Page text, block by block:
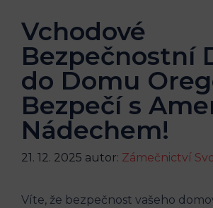
Vchodové
Bezpečnostní
do Domu
Bezpečí s
Nádechem!
21. 12. 2025 autor: Zámečnictví
Víte, že bezpečnost vašeho